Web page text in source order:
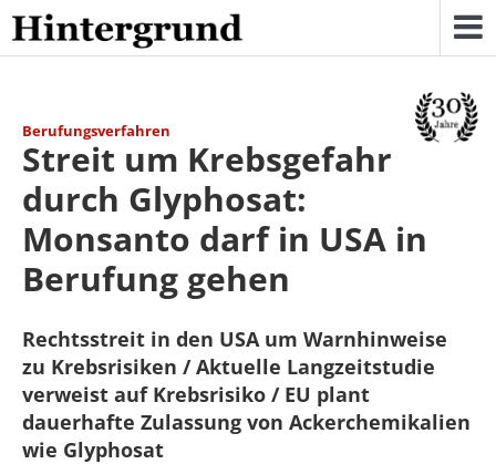
Skip
to
content
Berufungsverfahren
Streit um Krebsgefahr
durch Glyphosat:
Monsanto darf in USA in
Berufung gehen
Rechtsstreit in den USA um Warnhinweise
zu Krebsrisiken / Aktuelle Langzeitstudie
verweist auf Krebsrisiko / EU plant
dauerhafte Zulassung von Ackerchemikalien
wie Glyphosat